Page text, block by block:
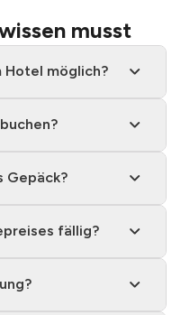
musst
Hotel möglich?
Gepäck?
fällig?